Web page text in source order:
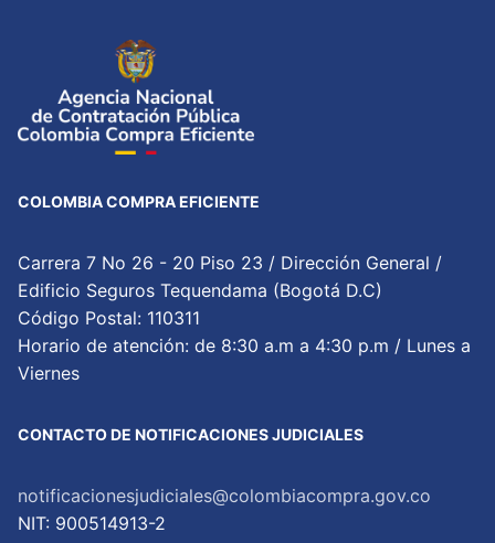
COLOMBIA COMPRA EFICIENTE
Carrera 7 No 26 - 20 Piso 23 / Dirección General /
Edificio Seguros Tequendama (Bogotá D.C)
Código Postal: 110311
Horario de atención: de 8:30 a.m a 4:30 p.m / Lunes a
Viernes
CONTACTO DE NOTIFICACIONES JUDICIALES
notificacionesjudiciales@colombiacompra.gov.co
NIT: 900514913-2